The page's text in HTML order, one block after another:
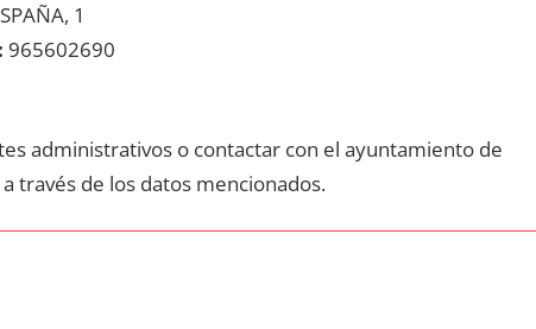
1
965602690
administrativos ο contactar сοn el ayuntamiento dе
través dе los datos mencionados.